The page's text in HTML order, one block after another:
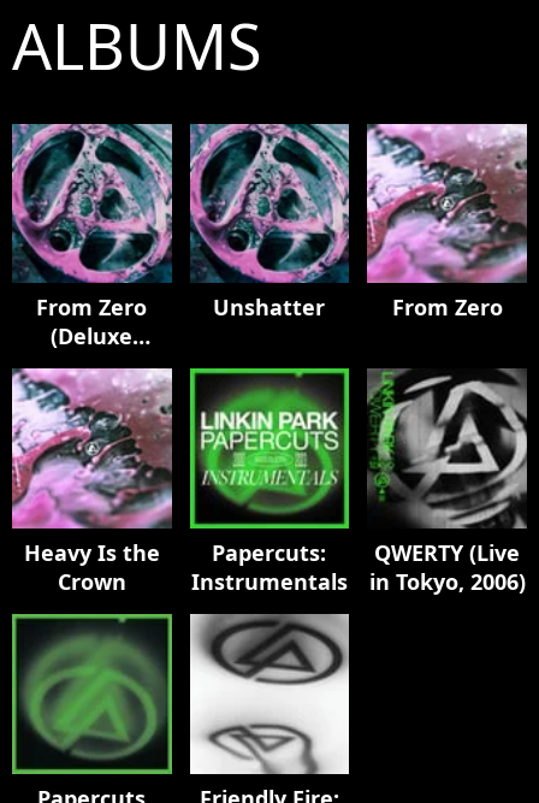
ALBUMS
From Zero
(Deluxe
Edition)
Unshatter From Zero
Heavy Is the
Crown
Papercuts:
Instrumentals
QWERTY (Live
in Tokyo, 2006)